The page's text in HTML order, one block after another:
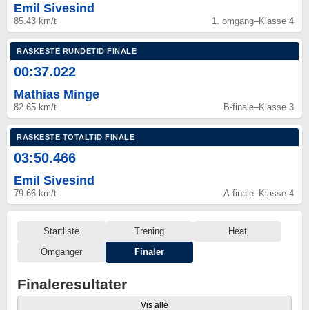
Startliste Trening
Heat
Omganger
Finaler
Finaleresultater
Vis alle
Emil Sivesind
85.43 km/t 1. omgang–Klasse 4
RASKESTE RUNDETID FINALE
00:37.022
Mathias Minge
82.65 km/t B-finale–Klasse 3
RASKESTE TOTALTID FINALE
03:50.466
Emil Sivesind
79.66 km/t A-finale–Klasse 4